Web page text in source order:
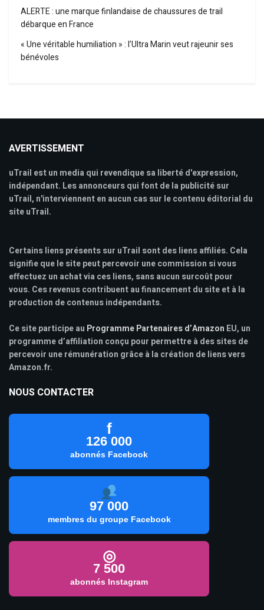
ALERTE : une marque finlandaise de chaussures de trail
débarque en France
« Une véritable humiliation » : l’Ultra Marin veut rajeunir ses
bénévoles
AVERTISSEMENT
uTrail est un media qui revendique sa liberté d'expression,
indépendant. Les annonceurs qui font de la publicité sur
uTrail, n'interviennent en aucun cas sur le contenu éditorial du
site uTrail.
Certains liens présents sur uTrail sont des liens affiliés. Cela
signifie que le site peut percevoir une commission si vous
effectuez un achat via ces liens, sans aucun surcoût pour
vous. Ces revenus contribuent au financement du site et à la
production de contenus indépendants.
Ce site participe au Programme Partenaires d’Amazon EU, un
programme d’affiliation conçu pour permettre à des sites de
percevoir une rémunération grâce à la création de liens vers
Amazon.fr.
NOUS CONTACTER
f
126 000
abonnés Facebook
97 000
membres du groupe Facebook
◎
7 500
abonnés Instagram